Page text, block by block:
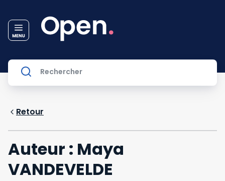
Retour
Auteur : Maya
VANDEVELDE